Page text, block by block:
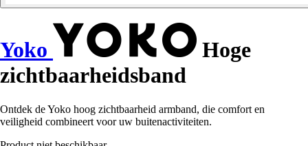
Yoko
Hoge
zichtbaarheidsband
Ontdek de Yoko hoog zichtbaarheid armband, die comfort en
veiligheid combineert voor uw buitenactiviteiten.